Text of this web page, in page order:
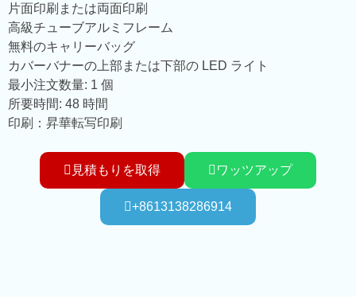
片面印刷または両面印刷
高級チューブアルミフレーム
無料のキャリーバッグ
カバーバナーの上部または下部の LED ライト
最小注文数量: 1 個
所要時間: 48 時間
印刷：昇華転写印刷
見積もりを取得 ワッツアップ
+8613138286914